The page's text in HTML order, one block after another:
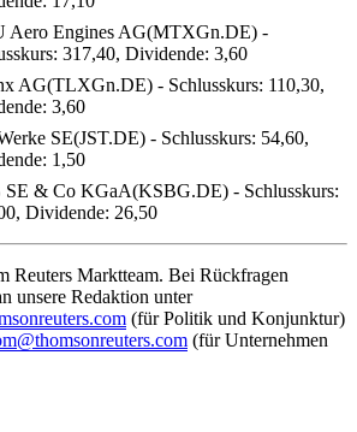
Aero Engines AG(MTXGn.DE) -
317,40, Dividende: 3,60
AG(TLXGn.DE) - Schlusskurs: 110,30,
3,60
SE(JST.DE) - Schlusskurs: 54,60,
1,50
SE & Co KGaA(KSBG.DE) - Schlusskurs:
Dividende: 26,50
Reuters Marktteam. Bei Rückfragen
unsere Redaktion unter
(für Politik und Konjunktur)
(für Unternehmen